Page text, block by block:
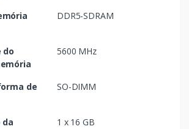
DDR5-SDRAM
do
5600 MHz
de
SO-DIMM
da
1 x 16 GB